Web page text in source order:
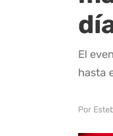
El
hasta
Por